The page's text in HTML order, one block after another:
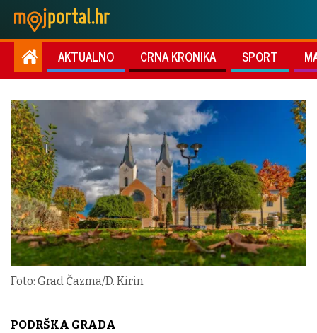
AKTUALNO CRNA KRONIKA SPORT
Foto: Grad Čazma/D. Kirin
PODRŠKA GRADA